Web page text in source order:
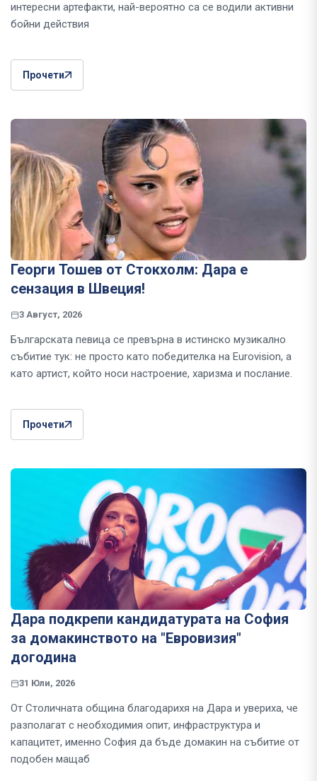
интересни артефакти, най-вероятно са се водили активни
бойни действия
Прочети
Георги Тошев от Стокхолм: Дара е
сензация в Швеция!
3 Август, 2026
Българската певица се превърна в истинско музикално
събитие тук: не просто като победителка на Eurovision, а
като артист, който носи настроение, харизма и послание.
Прочети
Дара подкрепи кандидатурата на София
за домакинството на "Евровизия"
догодина
31 Юли, 2026
От Столичната община благодарихя на Дара и увериха, че
разполагат с необходимия опит, инфраструктура и
капацитет, именно София да бъде домакин на събитие от
подобен мащаб